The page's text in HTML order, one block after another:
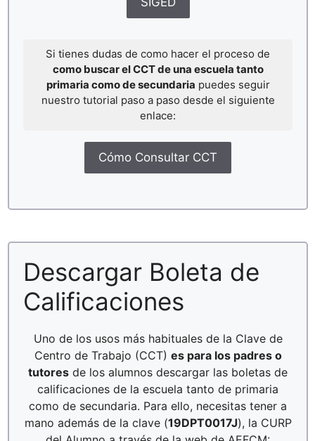
Si tienes dudas de como hacer el proceso de
como buscar el CCT de una escuela tanto
primaria como de secundaria puedes seguir
nuestro tutorial paso a paso desde el siguiente
enlace:
Cómo Consultar CCT
Descargar Boleta de
Calificaciones
Uno de los usos más habituales de la Clave de
Centro de Trabajo (CCT) es para los padres o
tutores de los alumnos descargar las boletas de
calificaciones de la escuela tanto de primaria
como de secundaria. Para ello, necesitas tener a
mano además de la clave (19DPT0017J), la CURP